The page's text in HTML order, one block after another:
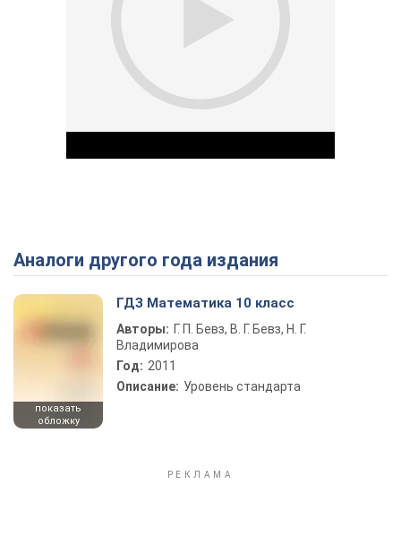
Play Video
Аналоги другого года издания
показать
обложку
ГДЗ Математика 10 класс
Авторы: Г. П. Бевз, В. Г. Бевз, Н. Г.
Владимирова
Год: 2011
Описание: Уровень стандарта